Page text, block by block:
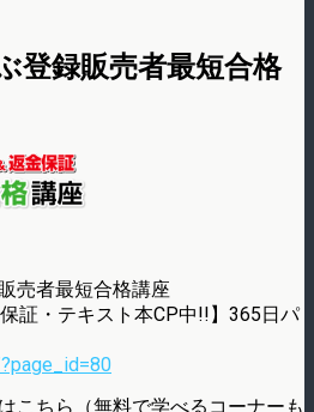
登録販売者最短合格
売者最短合格講座
証・テキスト本CP中!!】365日パ
こちら（無料で学べるコーナーも